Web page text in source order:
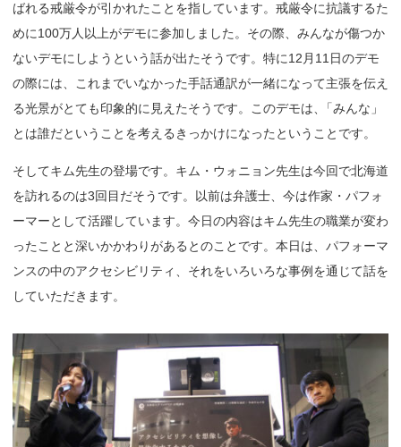
ばれる戒厳令が引かれたことを指しています。戒厳令に抗議するた
めに100万人以上がデモに参加しました。その際、みんなが傷つか
ないデモにしようという話が出たそうです。特に12月11日のデモ
の際には、これまでいなかった手話通訳が一緒になって主張を伝え
る光景がとても印象的に見えたそうです。このデモは
「みんな」
とは誰だということを考えるきっかけになったということです。
そしてキム先生の登場です。キム・ウォニョン先生は今回で北海道
を訪れるのは3回目だそうです。以前は弁護士、今は作家・パフォ
ーマーとして活躍しています。今日の内容はキム先生の職業が変わ
ったことと深いかかわりがあるとのことです。本日は、パフォーマ
ンスの中のアクセシビリティ、それをいろいろな事例を通じて話を
していただきます。